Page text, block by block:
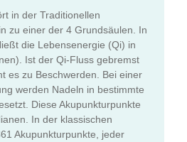
in der Traditionellen
zu einer der 4 Grundsäulen. In
die Lebensenergie (Qi) in
Ist der Qi-Fluss gebremst
es zu Beschwerden. Bei einer
werden Nadeln in bestimmte
Diese Akupunkturpunkte
In der klassischen
Akupunkturpunkte, jeder